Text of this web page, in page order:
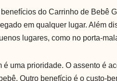
do Carrinho de Bebê
em qualquer lugar. Além
lugares, como no porta-
é uma prioridade. O assento é
Outro benefício é o custo-